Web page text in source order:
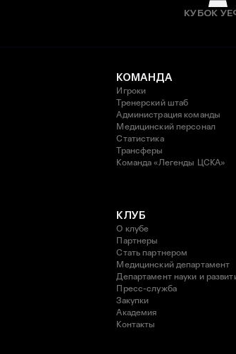
КУБОК
КОМАНДА
Игроки
Тренерский штаб
Администрация команды
Медицинский персонал
Статистика
Трансферы
Команда «Легенды ЦСКА»
КЛУБ
О клубе
Партнеры
Стать партнером
Медицинский департамент
Департамент науки и
Пресс-служба
Закупки
Академия
Контакты